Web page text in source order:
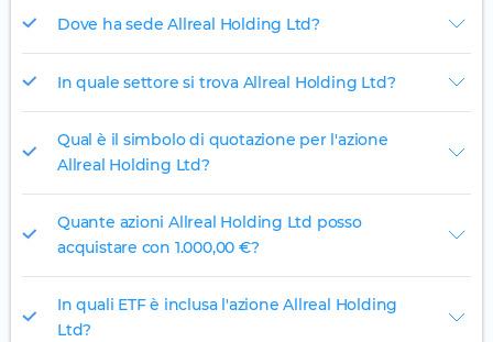
Dove ha sede Allreal Holding Ltd?
In quale settore si trova Allreal Holding Ltd?
Qual è il simbolo di quotazione per l'azione
Allreal Holding Ltd?
Quante azioni Allreal Holding Ltd posso
acquistare con 1.000,00 €?
In quali ETF è inclusa l'azione Allreal Holding
Ltd?